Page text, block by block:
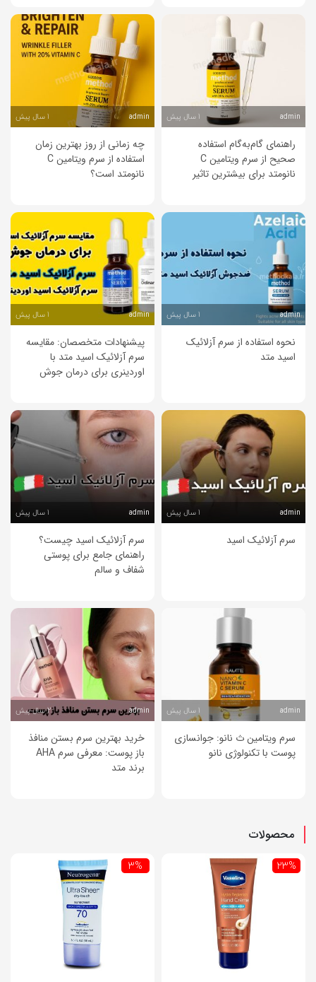
admin 1 سال پیش
راهنمای گام‌به‌گام استفاده
صحیح از سرم ویتامین C
نانو‌متد برای بیشترین تاثیر
admin 1 سال پیش
چه زمانی از روز بهترین زمان
استفاده از سرم ویتامین C
نانو‌متد است؟
admin 1 سال پیش
نحوه استفاده از سرم آزلائیک
اسید متد
admin 1 سال پیش
پیشنهادات متخصصان: مقایسه
سرم آزلائیک اسید متد با
اوردینری برای درمان جوش
admin 1 سال پیش
سرم آزلائیک اسید
admin 1 سال پیش
سرم آزلائیک اسید چیست؟
راهنمای جامع برای پوستی
شفاف و سالم
admin 1 سال پیش
سرم ویتامین ث نانو: جوانسازی
پوست با تکنولوژی نانو
admin 2 سال پیش
خرید بهترین سرم بستن منافذ
باز پوست: معرفی سرم AHA
برند متد
محصولات
23%
3%